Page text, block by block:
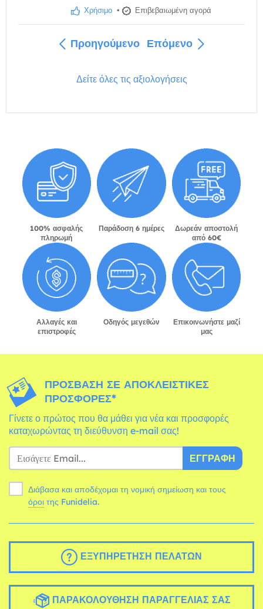
Χρήσιμο • Επιβεβαιωμένη αγορά
Προηγούμενο Επόμενο
Δείτε όλες τις αξιολογήσεις
100% ασφαλής
πληρωμή
Παράδοση 6 ημέρες
Δωρεάν αποστολή
από 60€
Αλλαγές και
επιστροφές
Οδηγός μεγεθών
Επικοινωνήστε μαζί
μας
ΠΡΌΣΒΑΣΗ ΣΕ ΑΠΟΚΛΕΙΣΤΙΚΈΣ
ΠΡΟΣΦΟΡΈΣ*
Γίνετε ο πρώτος που θα μάθει για νέα και προσφορές
καταχωρώντας τη διεύθυνση e-mail σας!
ΕΓΓΡΑΦΉ
Διάβασα και αποδέχομαι τη νομική σημείωση και τους
όροι της Funidelia.
ΕΞΥΠΗΡΈΤΗΣΗ ΠΕΛΑΤΏΝ
ΠΑΡΑΚΟΛΟΎΘΗΣΗ ΠΑΡΑΓΓΕΛΊΑΣ ΣΑΣ